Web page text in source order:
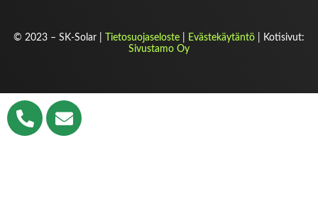
© 2023 – SK-Solar | Tietosuojaseloste Evästekäytäntö | Kotisivut:
Sivustamo Oy